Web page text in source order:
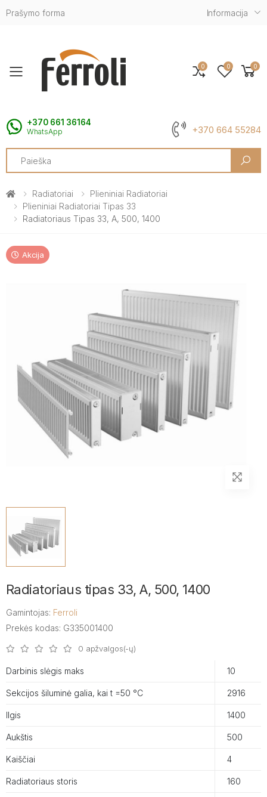
Prašymo forma Informacija
Toggle mobile menu
+370 661 36164
WhatsApp +370 664 55284
Search
0 0 0
Radiatoriai
Plieniniai Radiatoriai
Plieniniai Radiatoriai Tipas 33
Radiatoriaus Tipas 33, A, 500, 1400
Akcija
Radiatoriaus tipas 33, A, 500, 1400
Gamintojas: Ferroli
Prekės kodas: G335001400
0 apžvalgos(-ų)
Darbinis slėgis maks 10
Sekcijos šiluminė galia, kai t =50 °C 2916
Ilgis 1400
Aukštis 500
Kaiščiai 4
Radiatoriaus storis 160